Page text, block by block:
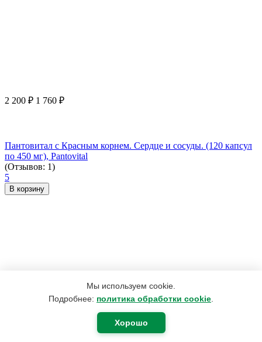
Мы используем cookie.
Подробнее: политика обработки cookie
Хорошо
2 200 ₽ 1 760 ₽
Пантовитал с Красным корнем. Сердце и сосуды. (120 капсул
по 450 мг), Pantovital
(Отзывов: 1)
5
В корзину